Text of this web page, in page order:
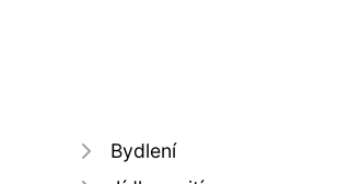
Bydlení